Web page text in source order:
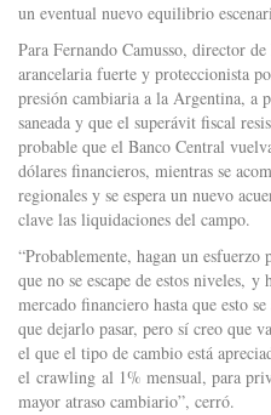
un eventual nuevo equilibrio
Para Fernando Camusso, director
arancelaria fuerte y proteccionista
presión cambiaria a la Argentina, a
saneada y que el superávit fiscal
probable que el Banco Central
dólares financieros, mientras se
regionales y se espera un nuevo
clave las liquidaciones del campo.
“Probablemente, hagan un esfuerzo
que no se escape de estos niveles, y
mercado financiero hasta que esto
que dejarlo pasar, pero sí creo que
el que el tipo de cambio está
el crawling al 1% mensual, para
mayor atraso cambiario”, cerró.